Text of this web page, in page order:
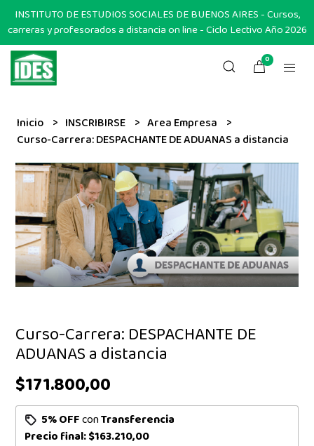
INSTITUTO DE ESTUDIOS SOCIALES DE BUENOS AIRES - Cursos,
carreras y profesorados a distancia on line - Ciclo Lectivo Año 2026
0
Inicio INSCRIBIRSE
Area Empresa
Curso-Carrera: DESPACHANTE DE ADUANAS a distancia
Curso-Carrera: DESPACHANTE DE
ADUANAS a distancia
$171.800,00
5% OFFconTransferencia
Precio final:$163.210,00